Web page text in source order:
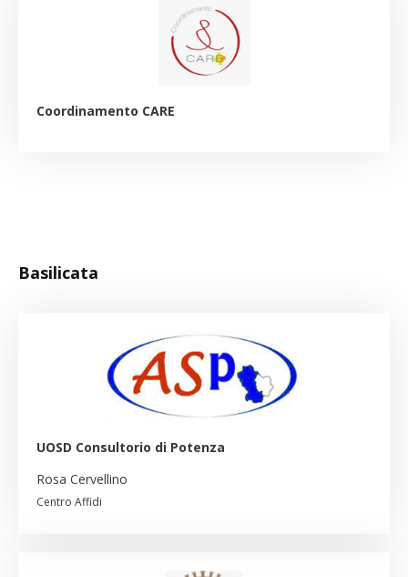
Coordinamento CARE
Basilicata
UOSD Consultorio di Potenza
Rosa Cervellino
Centro Affidi